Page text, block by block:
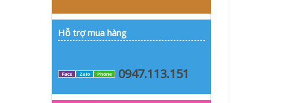
Hỗ trợ mua hàng
Face Zalo Phone 0947.113.151